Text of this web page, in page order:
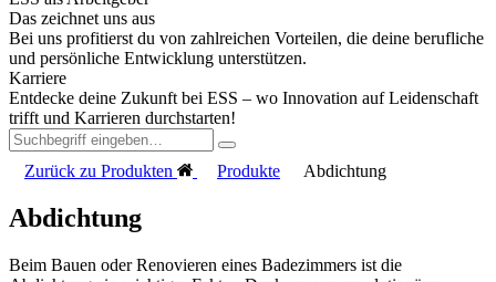
Das zeichnet uns aus
Bei uns profitierst du von zahlreichen Vorteilen, die deine berufliche
und persönliche Entwicklung unterstützen.
Karriere
Entdecke deine Zukunft bei ESS – wo Innovation auf Leidenschaft
trifft und Karrieren durchstarten!
Zurück zu Produkten Produkte Abdichtung
Abdichtung
Beim Bauen oder Renovieren eines Badezimmers ist die